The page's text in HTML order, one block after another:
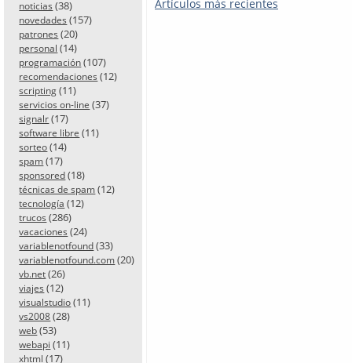
noticias (38)
novedades (157)
patrones (20)
personal (14)
programación (107)
recomendaciones (12)
scripting (11)
servicios on-line (37)
signalr (17)
software libre (11)
sorteo (14)
spam (17)
sponsored (18)
técnicas de spam (12)
tecnología (12)
trucos (286)
vacaciones (24)
variablenotfound (33)
variablenotfound.com (20)
vb.net (26)
viajes (12)
visualstudio (11)
vs2008 (28)
web (53)
webapi (11)
xhtml (17)
Artículos más recientes